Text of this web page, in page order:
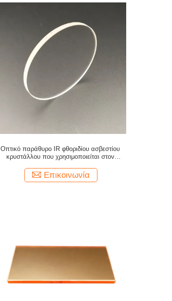
Οπτικό παράθυρο IR φθοριδίου ασβεστίου
κρυστάλλου που χρησιμοποιείται στον
Επικοινωνία